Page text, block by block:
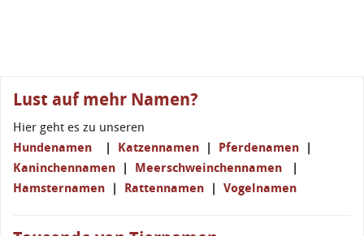
Lust auf mehr Namen?
Hier geht es zu unseren
Hundenamen | Katzennamen | Pferdenamen |
Kaninchennamen | Meerschweinchennamen |
Hamsternamen | Rattennamen | Vogelnamen